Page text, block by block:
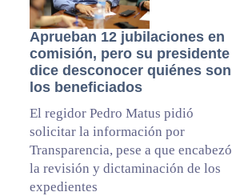
Aprueban 12 jubilaciones en
comisión, pero su presidente
dice desconocer quiénes son
los beneficiados
El regidor Pedro Matus pidió
solicitar la información por
Transparencia, pese a que encabezó
la revisión y dictaminación de los
expedientes